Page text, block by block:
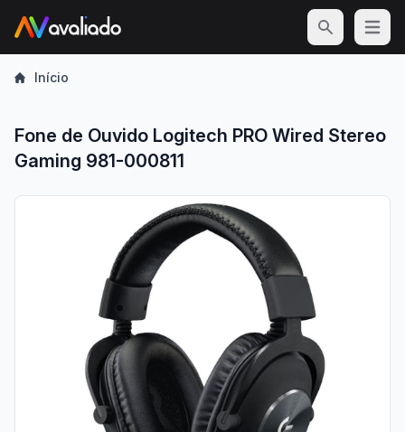
Open
Início
Fone de Ouvido Logitech PRO Wired Stereo
Gaming 981-000811